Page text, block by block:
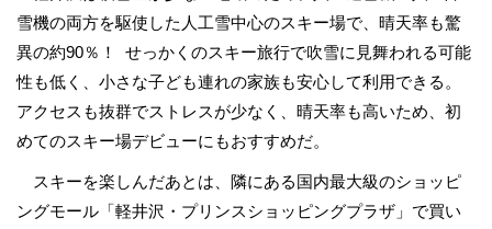
雪機の両方を駆使した人工雪中心のスキー場で 、晴天率も驚
異の約90％！ せっかくのスキー旅行で吹雪に見舞われる可能
性も低く、小さな子ども連れの家族も安心して利用できる。
アクセスも抜群でストレスが少なく、晴天率も高いため、初
めてのスキー場デビューにもおすすめだ。
スキーを楽しんだあとは、隣にある国内最大級のショッピ
ングモール「軽井沢・プリンスショッピングプラザ」で買い